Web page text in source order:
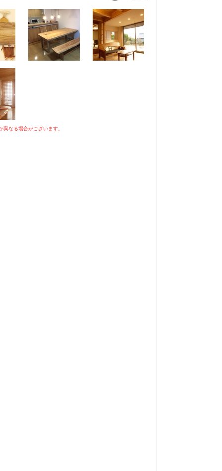
なる場合がございます。